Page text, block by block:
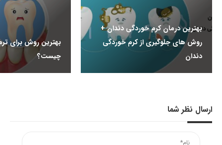
بهترین درمان کرم خوردگی دندان +
روش های جلوگیری از کرم خوردگی
دندان
بهترین روش برای
چیست؟
ارسال نظر شما